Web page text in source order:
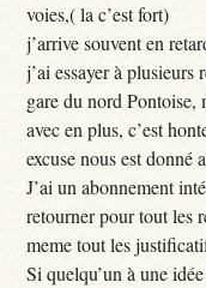
voies,( la c’est fort)
j’arrive souvent en
j’ai essayer à
gare du nord Pontoise,
avec en plus, c’est
excuse nous est donné
J’ai un abonnement
retourner pour tout les
meme tout les
Si quelqu’un à une